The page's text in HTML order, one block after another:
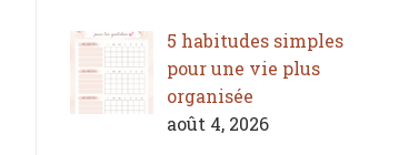
5 habitudes simples
pour une vie plus
organisée
août 4, 2026